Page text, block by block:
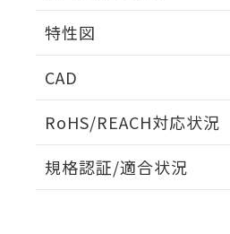
A: 35mm以上、B: 25mm以上
特性図
CAD
RoHS/REACH対応状況
規格認証/適合状況